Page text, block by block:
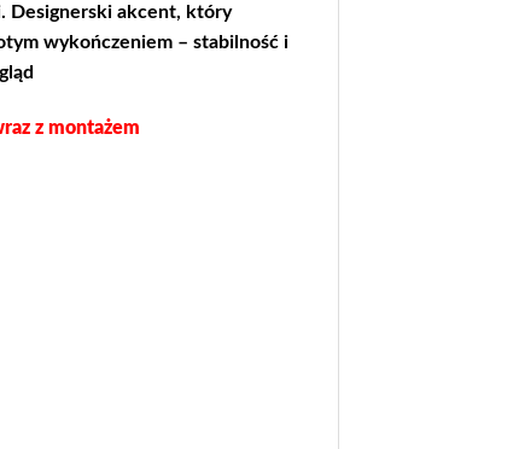
Designerski akcent, który
wykończeniem – stabilność i
z montażem